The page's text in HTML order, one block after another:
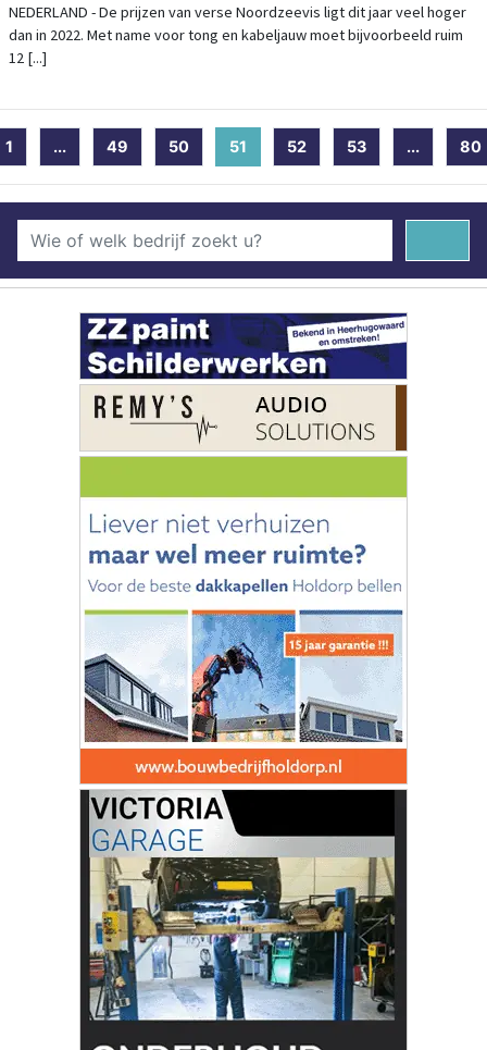
NEDERLAND - De prijzen van verse Noordzeevis ligt dit jaar veel hoger
dan in 2022. Met name voor tong en kabeljauw moet bijvoorbeeld ruim
12 [...]
1 ... 49 50 51 (current)
52 53 ... 80